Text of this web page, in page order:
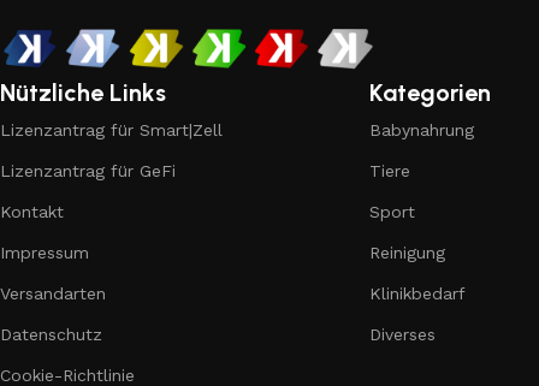
Nützliche Links
Lizenzantrag für Smart|Zell
Lizenzantrag für GeFi
Kontakt
Impressum
Versandarten
Datenschutz
Cookie-Richtlinie
Kategorien
Babynahrung
Tiere
Sport
Reinigung
Klinikbedarf
Diverses